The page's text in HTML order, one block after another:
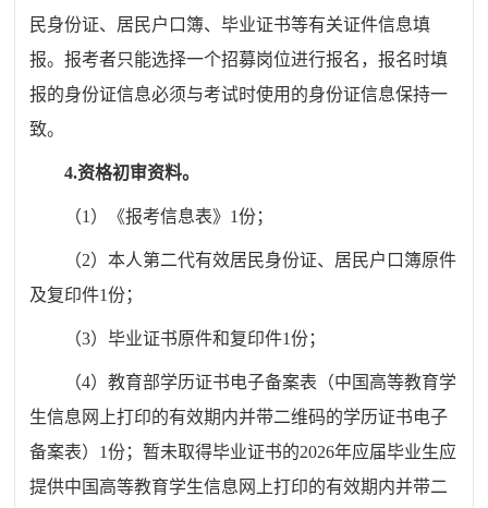
民身份证、居民户口簿、毕业证书等有关证件信息填
报。报考者只能选择一个招募岗位进行报名，报名时填
报的身份证信息必须与考试时使用的身份证信息保持一
致。
4.资格初审资料。
（1） 《报考信息表》 1份；
（2）本人第二代有效居民身份证、居民户口簿原件
及复印件1份；
（3）毕业证书原件和复印件1份；
（4）教育部学历证书电子备案表 （中国高等教育学
生信息网上打印的有效期内并带二维码的学历证书电子
备案表） 1份； 暂未取得毕业证书的2026年应届毕业生应
提供中国高等教育学生信息网上打印的有效期内并带二